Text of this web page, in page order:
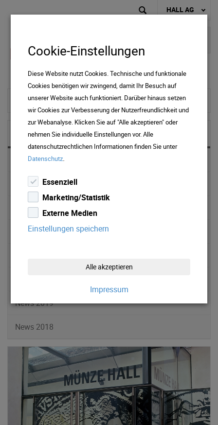
HALL AG
zur Startseite
NEWS & MEDIA
News 2025
News 2024
News 2023
News 2022
News 2019
News 2018
Cookie-Einstellungen
Diese Website nutzt Cookies. Technische und funktionale
Cookies benötigen wir zwingend, damit Ihr Besuch auf
unserer Website auch funktioniert. Darüber hinaus setzen
wir Cookies zur Verbesserung der Nutzerfreundlichkeit und
zur Webanalyse. Klicken Sie auf "Alle akzeptieren" oder
nehmen Sie individuelle Einstellungen vor. Alle
datenschutzrechtlichen Informationen finden Sie unter
Datenschutz.
Essenziell
Marketing/Statistik
Externe Medien
Einstellungen speichern
Alle akzeptieren
Impressum